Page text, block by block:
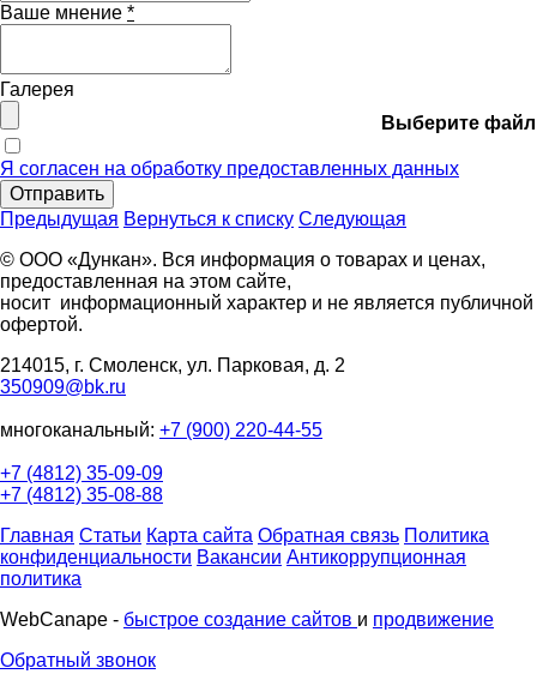
Ваше мнение *
Галерея
Выберите файл
Я согласен на обработку предоставленных данных
Отправить
Предыдущая Вернуться к списку Следующая
© ООО «Дункан». Вся информация о товарах и ценах,
предоставленная на этом сайте,
носит информационный характер и не является публичной
офертой.
214015, г. Смоленск, ул. Парковая, д. 2
350909@bk.ru
многоканальный: +7 (900) 220-44-55
+7 (4812) 35-09-09
+7 (4812) 35-08-88
Главная Статьи Карта сайта Обратная связь Политика
конфиденциальности Вакансии Антикоррупционная
политика
WebCanape - быстрое создание сайтов и продвижение
Обратный звонок